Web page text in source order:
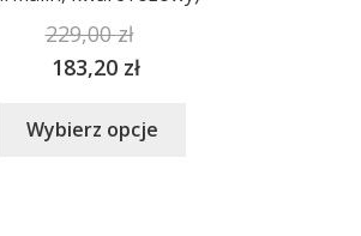
229,00zł
183,20 zł
Wybierz opcje